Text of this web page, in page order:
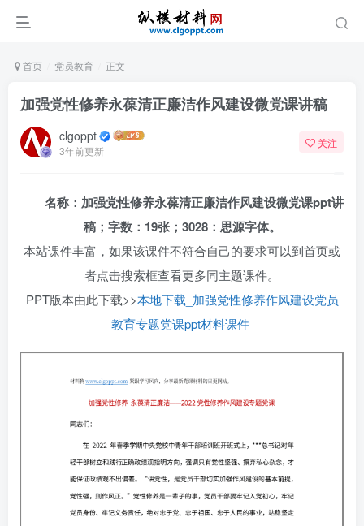
首页 党员教育 正文
加强党性修养永葆清正廉洁作风建设微党课讲稿
clgoppt
3年前更新
关注
名称：加强党性修养永葆清正廉洁作风建设微党课ppt讲
稿；字数：19张；3028：思源字体。
本站课件丰富，如果该课件不符合自己的要求可以到首页或
者点击搜索框查看更多同主题课件。
PPT版本由此下载>>本地下载_加强党性修养作风建设党员
教育专题党课ppt材料课件